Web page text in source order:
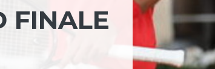
FINALE